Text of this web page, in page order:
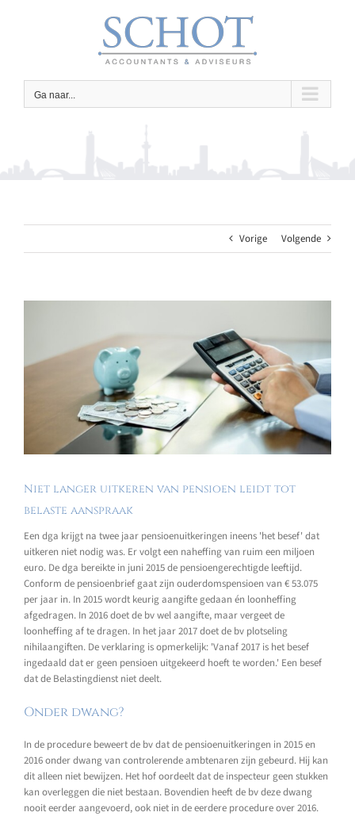
Ga naar...
Vorige Volgende
Niet langer uitkeren van pensioen leidt tot
belaste aanspraak
Een dga krijgt na twee jaar pensioenuitkeringen ineens 'het besef' dat
uitkeren niet nodig was. Er volgt een naheffing van ruim een miljoen
euro. De dga bereikte in juni 2015 de pensioengerechtigde leeftijd.
Conform de pensioenbrief gaat zijn ouderdomspensioen van € 53.075
per jaar in. In 2015 wordt keurig aangifte gedaan én loonheffing
afgedragen. In 2016 doet de bv wel aangifte, maar vergeet de
loonheffing af te dragen. In het jaar 2017 doet de bv plotseling
nihilaangiften. De verklaring is opmerkelijk: 'Vanaf 2017 is het besef
ingedaald dat er geen pensioen uitgekeerd hoeft te worden.' Een besef
dat de Belastingdienst niet deelt.
Onder dwang?
In de procedure beweert de bv dat de pensioenuitkeringen in 2015 en
2016 onder dwang van controlerende ambtenaren zijn gebeurd. Hij kan
dit alleen niet bewijzen. Het hof oordeelt dat de inspecteur geen stukken
kan overleggen die niet bestaan. Bovendien heeft de bv deze dwang
nooit eerder aangevoerd, ook niet in de eerdere procedure over 2016.